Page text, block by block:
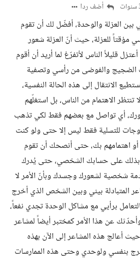
أضف ردا
بين العزلة والوحدة، أفضّل لك أن تقوم
مؤقتاً للعزلة، حيث أنّ العزلة شعور
قليلاً الناس لأتفرّغ لما أريد أن أقوم
الضجيج والفوضى من رأسي وتصفية
الانتقال إلى هذه الحالة النفسية،
الاهتمام من الناس، بل استغلّهم
أي تواصل مع بعضهم فقط لكي تذهب
للتسلية فقط ليس إلا حتى ولو كنت
أو اهتمامهم بك، حتى أنصحك أن تقوم
بذلك على حسابك الشخصي، حتى يُدرك
شخصية لشعورك وجسدك وبأنّ الأمر لا
المتبادلة بيني وبين الشخص الذي أخرج
برأيي مع مشاكل الوحدة تجدي نفعاً،
عن هذا الأمر كمختبر أيضاً لمشاعر
أعالج هذه المشاعر إلى الآن بهذه
بنفسي ولوحدي وحتى هذه الممارسات